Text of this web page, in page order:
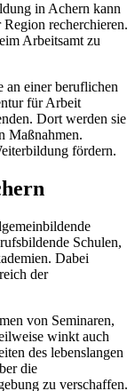
in Achern kann
recherchieren.
Arbeitsamt zu
an einer beruflichen
für Arbeit
Dort werden sie
Maßnahmen.
fördern.
Schulen,
Dabei
der
von Seminaren,
winkt auch
des lebenslangen
die
zu verschaffen.